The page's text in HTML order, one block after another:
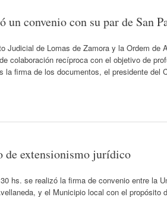
convenio con su par de San
Judicial de Lomas de Zamora y la Ordem de
colaboración recíproca con el objetivo de
la firma de los documentos, el presidente del
de extensionismo jurídico
hs. se realizó la firma de convenio entre la
y el Municipio local con el propósito